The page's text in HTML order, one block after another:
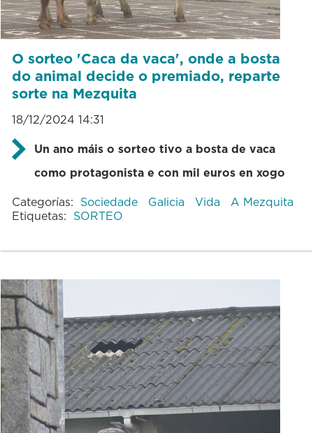
O sorteo 'Caca da vaca', onde a bosta
do animal decide o premiado, reparte
sorte na Mezquita
18/12/2024 14:31
Un ano máis o sorteo tivo a bosta de vaca
como protagonista e con mil euros en xogo
Categorías: Sociedade Galicia Vida
A Mezquita
Etiquetas: SORTEO